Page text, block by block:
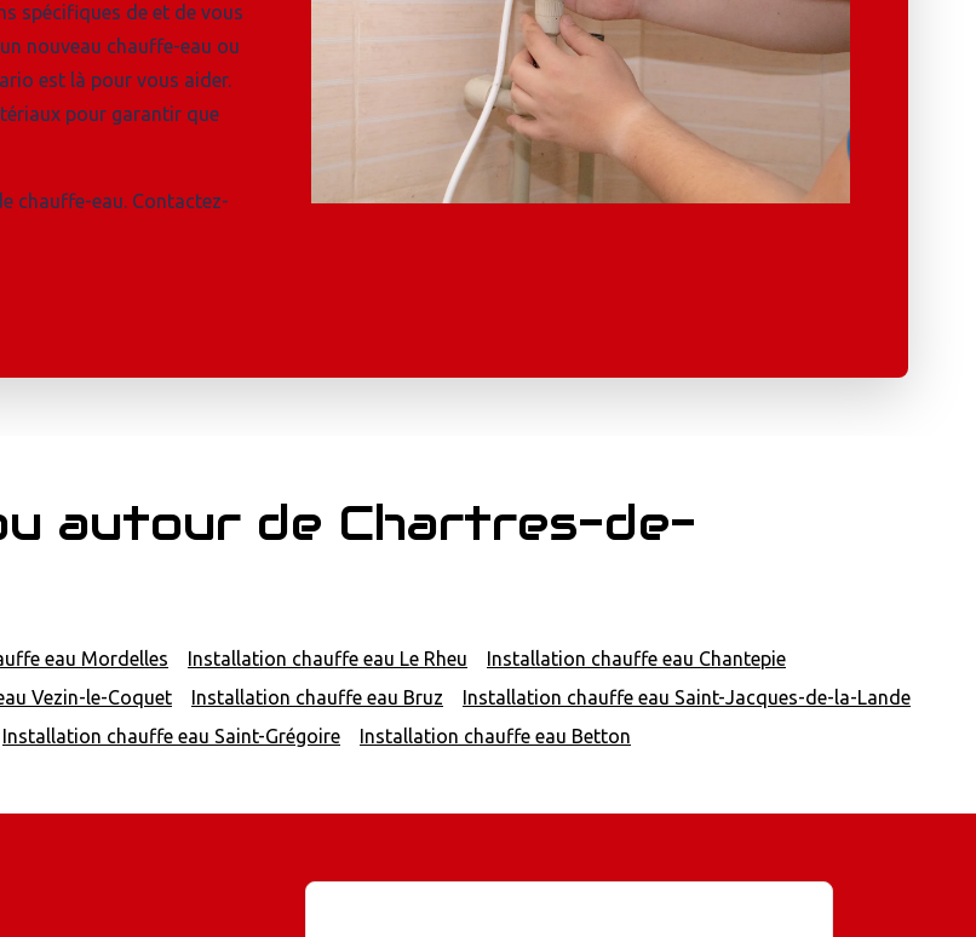
spécifiques de et de vous
nouveau chauffe-eau ou
est là pour vous aider.
pour garantir que
chauffe-eau. Contactez-
autour de Chartres-de-
eau Mordelles Installation chauffe eau Le Rheu
Installation chauffe eau Chantepie
Vezin-le-Coquet Installation chauffe eau Bruz
Installation chauffe eau Saint-Jacques-de-la-Lande
Installation chauffe eau Saint-Grégoire Installation chauffe eau Betton